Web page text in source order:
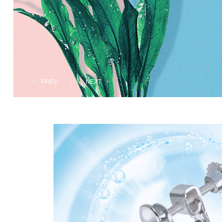
< PREV NEXT >